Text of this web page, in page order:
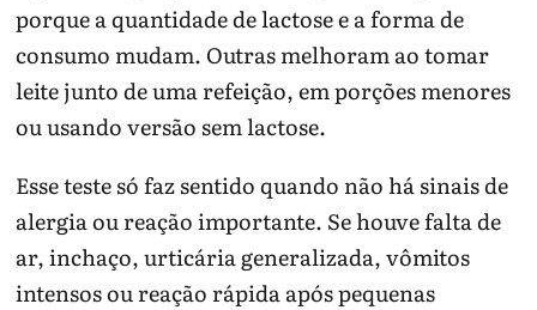
porque a quantidade de lactose e a forma de
consumo mudam. Outras melhoram ao tomar
leite junto de uma refeição, em porções menores
ou usando versão sem lactose.
Esse teste só faz sentido quando não há sinais de
alergia ou reação importante. Se houve falta de
ar, inchaço, urticária generalizada, vômitos
intensos ou reação rápida após pequenas